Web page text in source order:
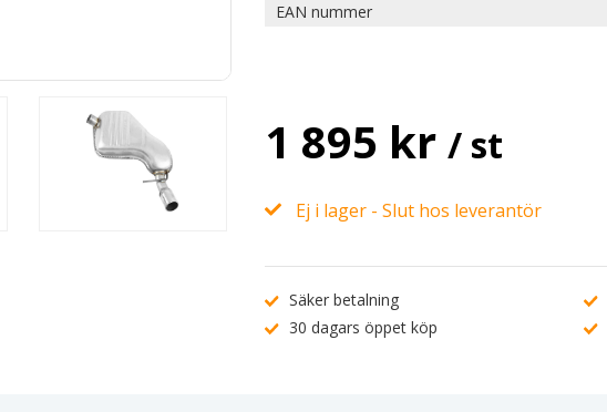
EAN nummer
1 895 kr / st
Ej i lager - Slut hos leverantör
Säker betalning
30 dagars öppet köp